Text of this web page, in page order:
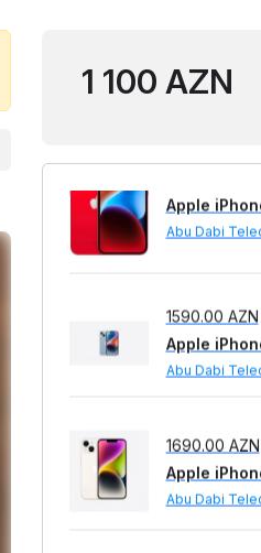
1 100 AZN
1590.00 AZN
1590.00 AZN
1690.00 AZN